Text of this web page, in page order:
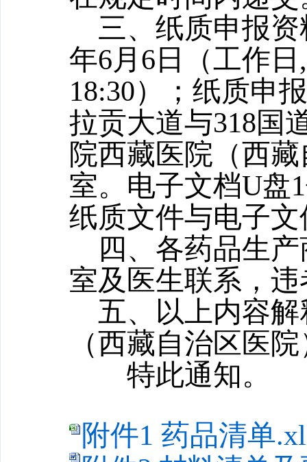
三、纸质申报资
年6月6日（工作
18:30）；纸质申
拉贡大道与318国
院西藏医院（西
室。电子文档U盘
纸质文件与电子
四、各药品生
室及医生联系，
五、以上内容
（西藏自治区医
特此通知。
附件1 药品清单